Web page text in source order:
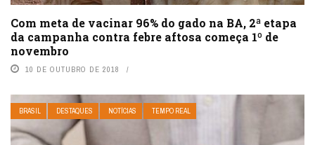
Com meta de vacinar 96% do gado na BA, 2ª etapa
da campanha contra febre aftosa começa 1º de
novembro
10 DE OUTUBRO DE 2018
BRASIL DESTAQUES NOTÍCIAS TEMPO REAL